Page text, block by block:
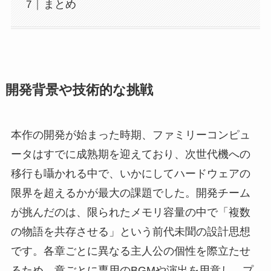
まとめ
開発背景や技術的な挑戦
本作の開発が始まった時期、ファミリーコンピュ
ータはすでに成熟期を迎えており、次世代機への
移行も囁かれる中で、いかにしてハードウェアの
限界を超えるかが最大の課題でした。開発チーム
が挑んだのは、限られたメモリ容量の中で「複数
の物語を共存させる」という前代未聞の設計思想
です。各章ごとに異なる主人公の個性を際立たせ